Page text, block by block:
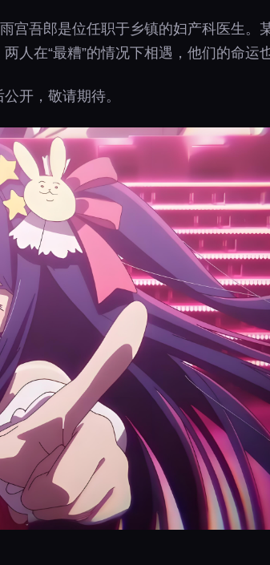
宫吾郎是位任职于乡镇的妇产科医生。
人在“最糟”的情况下相遇，他们的命
开，敬请期待。